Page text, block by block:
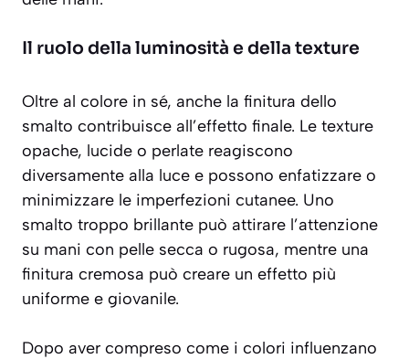
Il ruolo della luminosità e della texture
Oltre al colore in sé, anche la finitura dello
smalto contribuisce all’effetto finale. Le texture
opache, lucide o perlate reagiscono
diversamente alla luce e possono enfatizzare o
minimizzare le imperfezioni cutanee. Uno
smalto troppo brillante può attirare l’attenzione
su mani con pelle secca o rugosa, mentre una
finitura cremosa può creare un effetto più
uniforme e giovanile.
Dopo aver compreso come i colori influenzano